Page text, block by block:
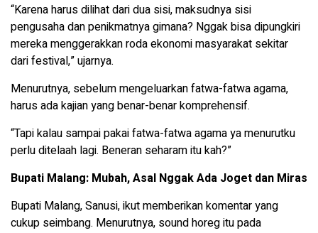
“Karena harus dilihat dari dua sisi, maksudnya sisi
pengusaha dan penikmatnya gimana? Nggak bisa dipungkiri
mereka menggerakkan roda ekonomi masyarakat sekitar
dari festival,” ujarnya.
Menurutnya, sebelum mengeluarkan fatwa-fatwa agama,
harus ada kajian yang benar-benar komprehensif.
“Tapi kalau sampai pakai fatwa-fatwa agama ya menurutku
perlu ditelaah lagi. Beneran seharam itu kah?”
Bupati Malang: Mubah, Asal Nggak Ada Joget dan Miras
Bupati Malang, Sanusi, ikut memberikan komentar yang
cukup seimbang. Menurutnya, sound horeg itu pada